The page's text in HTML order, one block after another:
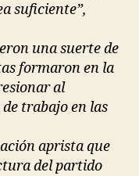
suficiente”,
una suerte de
formaron en la
al
trabajo en las
aprista que
del partido